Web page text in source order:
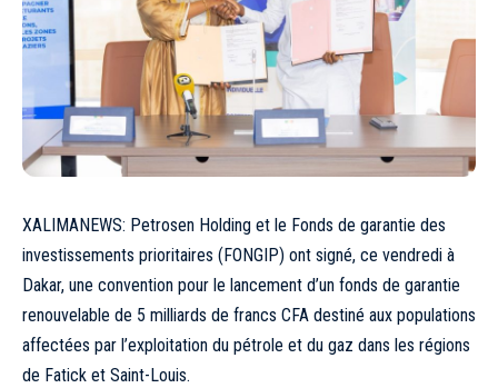
XALIMANEWS: Petrosen Holding et le Fonds de garantie des
investissements prioritaires (FONGIP) ont signé, ce vendredi à
Dakar, une convention pour le lancement d’un fonds de garantie
renouvelable de 5 milliards de francs CFA destiné aux populations
affectées par l’exploitation du pétrole et du gaz dans les régions
de Fatick et Saint-Louis.